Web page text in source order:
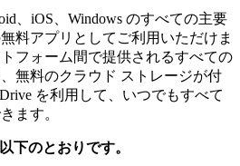
、iOS、Windows のすべての主要
料アプリとしてご利用いただけま
フォーム間で提供されるすべての
無料のクラウド ストレージが付
を利用して、いつでもすべて
ます。
下のとおりです。